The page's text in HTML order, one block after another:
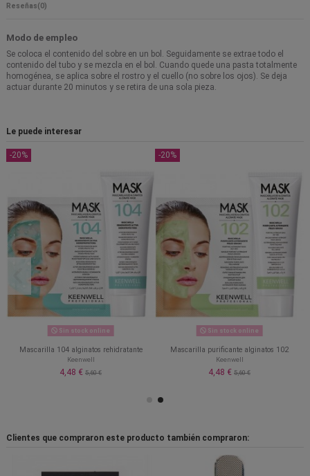
Reseñas(0)
Modo de empleo
Se coloca el contenido del sobre en un bol. Seguidamente se extrae todo el
contenido del tubo y se mezcla en el bol. Cuando quede una pasta totalmente
homogénea, se aplica sobre el rostro y el cuello (no sobre los ojos). Se deja
actuar durante 20 minutos y se retira de una sola pieza.
Le puede interesar
-20%
Sin stock online
Mascarilla 104 alginatos rehidratante
Keenwell
4,48 € 5,60 €
-20%
Sin stock online
Mascarilla purificante alginatos 102
Keenwell
4,48 € 5,60 €
Clientes que compraron este producto también compraron: